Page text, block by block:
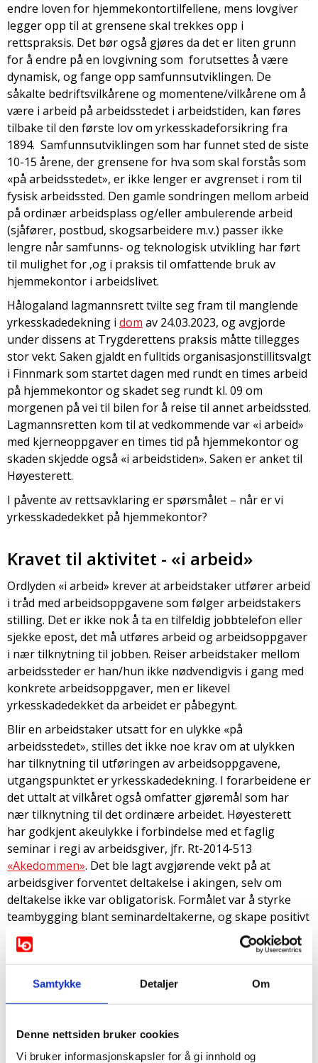
Samtykke Detaljer Om
Denne nettsiden bruker cookies
Vi bruker informasjonskapsler for å gi innhold og
endre loven for hjemmekontortilfellene, mens lovgiver
legger opp til at grensene skal trekkes opp i
rettspraksis. Det bør også gjøres da det er liten grunn
for å endre på en lovgivning som forutsettes å være
dynamisk, og fange opp samfunnsutviklingen. De
såkalte bedriftsvilkårene og momentene/vilkårene om å
være i arbeid på arbeidsstedet i arbeidstiden, kan føres
tilbake til den første lov om yrkesskadeforsikring fra
1894. Samfunnsutviklingen som har funnet sted de siste
10-15 årene, der grensene for hva som skal forstås som
«på arbeidsstedet», er ikke lenger er avgrenset i rom til
fysisk arbeidssted. Den gamle sondringen mellom arbeid
på ordinær arbeidsplass og/eller ambulerende arbeid
(sjåfører, postbud, skogsarbeidere m.v.) passer ikke
lengre når samfunns- og teknologisk utvikling har ført
til mulighet for ,og i praksis til omfattende bruk av
hjemmekontor i arbeidslivet.
Hålogaland lagmannsrett tvilte seg fram til manglende
yrkesskadedekning i dom av 24.03.2023, og avgjorde
under dissens at Trygderettens praksis måtte tillegges
stor vekt. Saken gjaldt en fulltids organisasjonstillitsvalgt
i Finnmark som startet dagen med rundt en times arbeid
på hjemmekontor og skadet seg rundt kl. 09 om
morgenen på vei til bilen for å reise til annet arbeidssted.
Lagmannsretten kom til at vedkommende var «i arbeid»
med kjerneoppgaver en times tid på hjemmekontor og
skaden skjedde også «i arbeidstiden». Saken er anket til
Høyesterett.
I påvente av rettsavklaring er spørsmålet – når er vi
yrkesskadedekket på hjemmekontor?
Kravet til aktivitet - «i arbeid»
Ordlyden «i arbeid» krever at arbeidstaker utfører arbeid
i tråd med arbeidsoppgavene som følger arbeidstakers
stilling. Det er ikke nok å ta en tilfeldig jobbtelefon eller
sjekke epost, det må utføres arbeid og arbeidsoppgaver
i nær tilknytning til jobben. Reiser arbeidstaker mellom
arbeidssteder er han/hun ikke nødvendigvis i gang med
konkrete arbeidsoppgaver, men er likevel
yrkesskadedekket da arbeidet er påbegynt.
Blir en arbeidstaker utsatt for en ulykke «på
arbeidsstedet», stilles det ikke noe krav om at ulykken
har tilknytning til utføringen av arbeidsoppgavene,
utgangspunktet er yrkesskadedekning. I forarbeidene er
det uttalt at vilkåret også omfatter gjøremål som har
nær tilknytning til det ordinære arbeidet. Høyesterett
har godkjent akeulykke i forbindelse med et faglig
seminar i regi av arbeidsgiver, jfr. Rt-2014-513
«Akedommen». Det ble lagt avgjørende vekt på at
arbeidsgiver forventet deltakelse i akingen, selv om
deltakelse ikke var obligatorisk. Formålet var å styrke
teambygging blant seminardeltakerne, og skape positivt
engasjement på seminarets faglige del.
Skader oppstått under handlinger som i hovedsak er
yrkesskadedekningen.
omfattes av dekningen.
Henting av privat post i postkasse faller utenfor